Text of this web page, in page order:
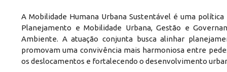
A Mobilidade Humana Urbana Sustentável é uma
Planejamento e Mobilidade Urbana, Gestão e
Ambiente. A atuação conjunta busca alinhar
promovam uma convivência mais harmoniosa entre
os deslocamentos e fortalecendo o desenvolvimento